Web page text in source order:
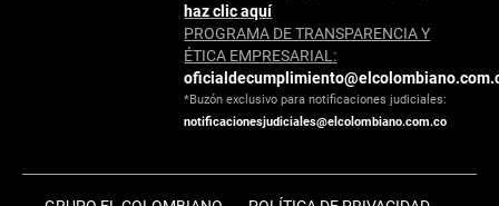
haz clic aquí
PROGRAMA DE TRANSPARENCIA Y
ÉTICA EMPRESARIAL:
*Buzón exclusivo para notificaciones judiciales:
notificacionesjudiciales@elcolombiano.com.co